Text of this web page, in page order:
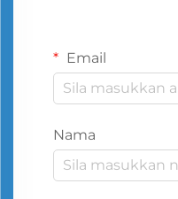
Email
Nama